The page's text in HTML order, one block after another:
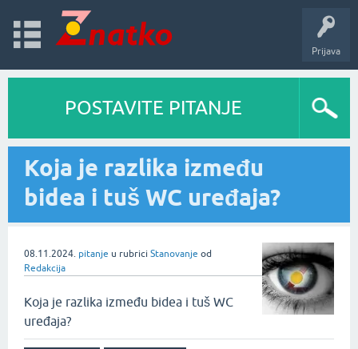
Prijava
POSTAVITE PITANJE
Koja je razlika između
bidea i tuš WC uređaja?
08.11.2024. pitanje u rubrici Stanovanje od
Redakcija
Koja je razlika između bidea i tuš WC
uređaja?